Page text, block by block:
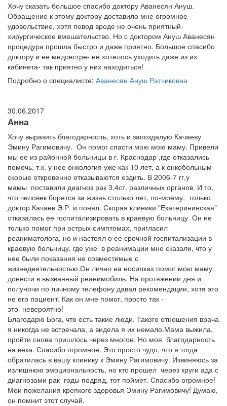
Хочу сказать большое спасибо доктору Аванесян Ануш.
Обращение к этому доктору доставило мне огромное
удовольствие, хотя повод вроде не очень приятный-
хирургическое вмешательство. Но с доктором Ануш Аванесян
процедура прошла быстро и даже приятно. Большое спасибо
доктору и ее медсестре- не хотелось уходить даже из их
кабинета- так приятно у них находиться!
Подробно о специалисте: Аванесян Ануш Ратчиковна
30.06.2017
Анна
Хочу выразить благодарность, хоть и запоздалую Качаеву
Эмину Рагимовичу. Он помог спасти мою мою маму. Привели
мы ее из районной больницы в г. Краснодар ,где отказались
помочь, т.к. у нее онкология уже как 10 лет, а к онкобольным
скорые откровенно отказываются ездить. В 2006-7 гг.у
мамы поставили диагноз рак 3,4ст. различных органов. И то,
что человек борется за жизнь столько лет, по-моему, только
доктор Качаев Э.Р. и понял. Скорая клиники "Екатерининская"
отказалась ее госпитализировать в краевую больницу. Он не
только помог при острых симптомах, пригласил
реаниматолога, но и настоял о ее срочной госпитализации в
краевую больницу, где уже в реанимации мне сказали, что у
нее были показания не совместимые с
жизнедеятельностью.Он лично на носилках помог мою маму
донести в вызванный реанимобиль. На протяжении дня и
полуночи по личному телефону давал рекомендации, хотя это
не его пациент. Как он мне помог, просто так -
это невероятно!
Благодарю Бога, что есть такие люди. Такого отношения врача
я никогда не встречала, а видела я их немало.Мама выжила,
пройти снова пришлось через многое. Но моя благодарность
на века. Спасибо огромное. Это просто чудо, что я тогда
обратилась в вашу клинику к Эмину Рагимовичу. Извиняюсь за
излишнюю эмоциональность, но кто прошел через круги ада с
диагнозами рак годы подряд, тот поймет. Спасибо огромное!
Мои пожелания крепкого здоровья Эмину Рагимовичу! Думаю,
он помнит этот случай.